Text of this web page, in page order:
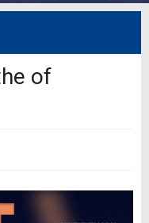
of